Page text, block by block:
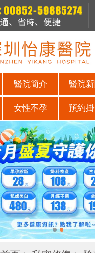
醫院簡介 醫院新
女性不孕 預約